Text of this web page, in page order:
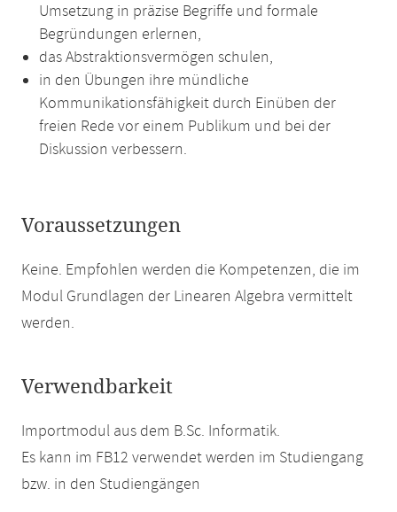
Umsetzung in präzise Begriffe und formale
Begründungen erlernen,
das Abstraktionsvermögen schulen,
in den Übungen ihre mündliche
Kommunikationsfähigkeit durch Einüben der
freien Rede vor einem Publikum und bei der
Diskussion verbessern.
Voraussetzungen
Keine. Empfohlen werden die Kompetenzen, die im
Modul Grundlagen der Linearen Algebra vermittelt
werden.
Verwendbarkeit
Importmodul aus dem B.Sc. Informatik.
Es kann im FB12 verwendet werden im Studiengang
bzw. in den Studiengängen